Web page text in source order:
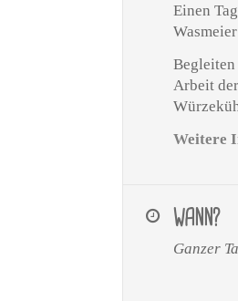
Einen
Begleiten
Arbeit
Weitere
WANN?
Ganzer